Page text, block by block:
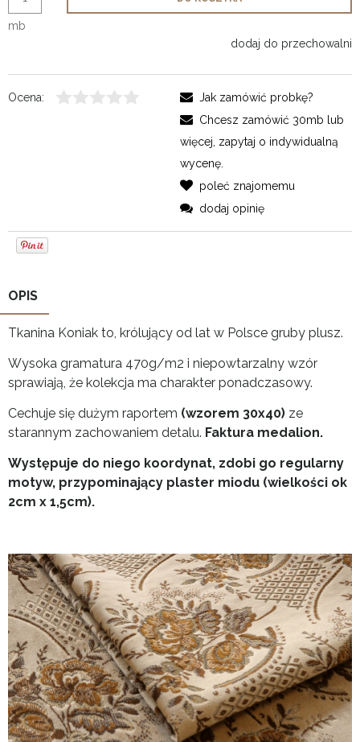
mb
dodaj do przechowalni
Ocena:
Jak zamówić probkę?
Chcesz zamówić 30mb lub
więcej, zapytaj o indywidualną
wycenę.
poleć znajomemu
dodaj opinię
OPIS
Tkanina Koniak to, królujący od lat w Polsce gruby plusz.
Wysoka gramatura 470g/m2 i niepowtarzalny wzór
sprawiają, że kolekcja ma charakter ponadczasowy.
Cechuje się dużym raportem (wzorem 30x40) ze
starannym zachowaniem detalu. Faktura medalion.
Występuje do niego koordynat, zdobi go regularny
motyw, przypominający plaster miodu (wielkości ok
2cm x 1,5cm).